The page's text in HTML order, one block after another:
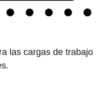
las cargas de trabajo